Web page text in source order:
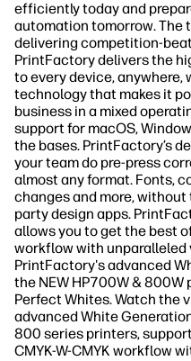
efficiently today and
automation tomorrow. The
delivering competition-
PrintFactory delivers the
to every device,
technology that makes it
business in a mixed
support for macOS,
the bases. PrintFactory’s
your team do pre-press
almost any format. Fonts,
changes and more,
party design apps.
allows you to get the best
workflow with unparalleled
PrintFactory's advanced
the NEW HP700W &
Perfect Whites. Watch the
advanced White
800 series printers,
CMYK-W-CMYK workflow